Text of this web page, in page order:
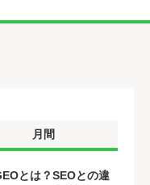
月間
とは？SEOとの違